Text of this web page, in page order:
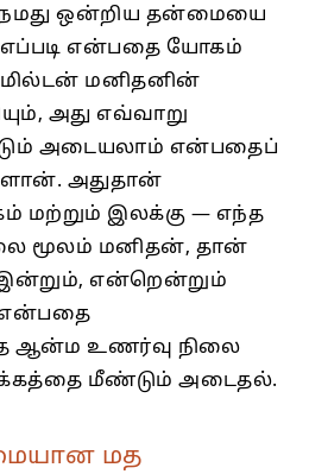
ஒன்றிய தன்மையை
என்பதை யோகம்‌
மில்டன்‌ மனிதனின்‌
அது எவ்வாறு
அடையலாம்‌ என்பதைப்‌
அதுதான்‌
மற்றும்‌ இலக்கு — எந்த
மூலம்‌ மனிதன்‌, தான்‌
என்றென்றும்‌
என்பதை
ஆன்ம உணர்வு நிலை
மீண்டும்‌ அடைதல்‌.
மத